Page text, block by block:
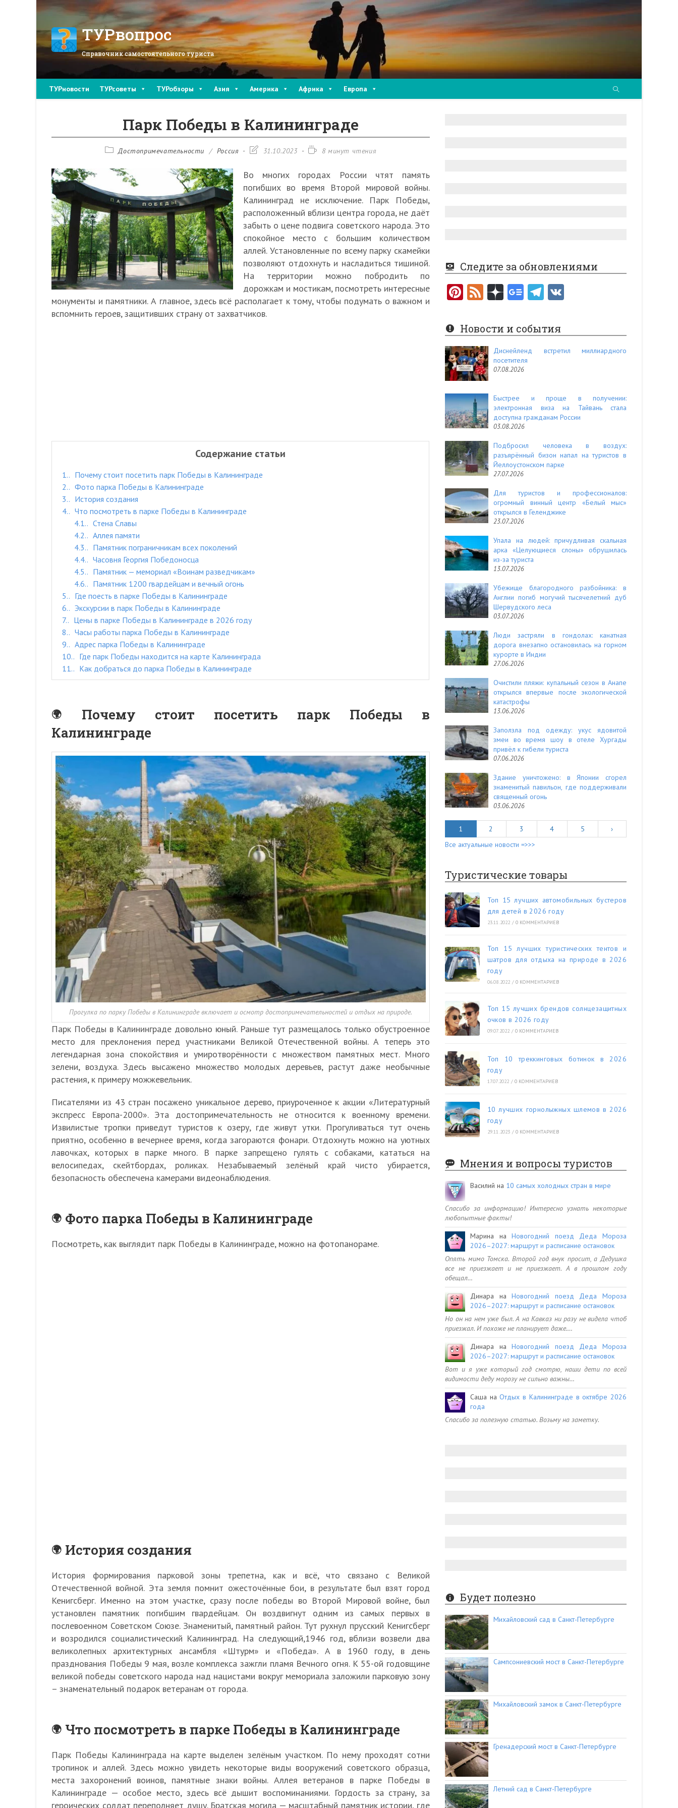
ТУРвопрос
Справочник самостоятельного туриста
ТУРновости ТУРсоветы ТУРобзоры Азия Америка Африка Европа
Парк Победы в Калининграде
РубрикаДостопримечательности / Россия
Запись31.10.2023
Время8 минут чтения
Во многих городах России чтят память
погибших во время Второй мировой войны.
Калининград не исключение. Парк Победы,
расположенный вблизи центра города, не даёт
забыть о цене подвига советского народа. Это
спокойное место с большим количеством
аллей. Установленные по всему парку скамейки
позволяют отдохнуть и насладиться тишиной.
На территории можно побродить по
дорожкам и мостикам, посмотреть интересные
монументы и памятники. А главное, здесь всё располагает к тому, чтобы подумать о важном и
вспомнить героев, защитивших страну от захватчиков.
Содержание статьи
1.
Почему стоит посетить парк Победы в Калининграде
2.
Фото парка Победы в Калининграде
3.
История создания
4.
Что посмотреть в парке Победы в Калининграде
4.1.
Стена Славы
4.2.
Аллея памяти
4.3.
Памятник пограничникам всех поколений
4.4.
Часовня Георгия Победоносца
4.5.
Памятник — мемориал «Воинам разведчикам»
4.6.
Памятник 1200 гвардейцам и вечный огонь
5.
Где поесть в парке Победы в Калининграде
6.
Экскурсии в парк Победы в Калининграде
7.
Цены в парке Победы в Калининграде в 2026 году
8.
Часы работы парка Победы в Калининграде
9.
Адрес парка Победы в Калининграде
10.
Где парк Победы находится на карте Калининграда
11.
Как добраться до парка Победы в Калининграде
Почему стоит посетить парк Победы в
Калининграде
Прогулка по парку Победы в Калининграде включает и осмотр достопримечательностей и отдых на природе.
Парк Победы в Калининграде довольно юный. Раньше тут размещалось только обустроенное
место для преклонения перед участниками Великой Отечественной войны. А теперь это
легендарная зона спокойствия и умиротворённости с множеством памятных мест. Много
зелени, воздуха. Здесь высажено множество молодых деревьев, растут даже необычные
растения, к примеру можжевельник.
Писателями из 43 стран посажено уникальное дерево, приуроченное к акции «Литературный
экспресс Европа-2000». Эта достопримечательность не относится к военному времени.
Извилистые тропки приведут туристов к озеру, где живут утки. Прогуливаться тут очень
приятно, особенно в вечернее время, когда загораются фонари. Отдохнуть можно на уютных
лавочках, которых в парке много. В парке запрещено гулять с собаками, кататься на
велосипедах, скейтбордах, роликах. Незабываемый зелёный край чисто убирается,
безопасность обеспечена камерами видеонаблюдения.
Фото парка Победы в Калининграде
Посмотреть, как выглядит парк Победы в Калининграде, можно на фотопанораме.
История создания
История формирования парковой зоны трепетна, как и всё, что связано с Великой
Отечественной войной. Эта земля помнит ожесточённые бои, в результате был взят город
Кенигсберг. Именно на этом участке, сразу после победы во Второй Мировой войне, был
установлен памятник погибшим гвардейцам. Он воздвигнут одним из самых первых в
послевоенном Советском Союзе. Знаменитый, памятный район. Тут рухнул прусский Кенигсберг
и возродился социалистический Калининград. На следующий,1946 год, вблизи возвели два
великолепных архитектурных ансамбля «Штурм» и «Победа». А в 1960 году, в день
празднования Победы 9 мая, возле комплекса зажгли пламя Вечного огня. К 55-ой годовщине
великой победы советского народа над нацистами вокруг мемориала заложили парковую зону
– знаменательный подарок ветеранам от города.
Что посмотреть в парке Победы в Калининграде
Парк Победы Калининграда на карте выделен зелёным участком. По нему проходят сотни
тропинок и аллей. Здесь можно увидеть некоторые виды вооружений советского образца,
места захоронений воинов, памятные знаки войны. Аллея ветеранов в парке Победы в
Калининграде — особое место, здесь всё дышит воспоминаниями. Гордость за страну, за
героических солдат переполняет душу. Братская могила — масштабный памятник истории, где
Следите за обновлениями
Pi
er
es
t
F
e
d
Новости и события
Диснейленд встретил миллиардного
посетителя
07.08.2026
Быстрее и проще в получении:
электронная виза на Тайвань стала
доступна гражданам России
03.08.2026
Подбросил человека в воздух:
разъярённый бизон напал на туристов в
Йеллоустонском парке
27.07.2026
Для туристов и профессионалов:
огромный винный центр «Белый мыс»
открылся в Геленджике
23.07.2026
Упала на людей: причудливая скальная
арка «Целующиеся слоны» обрушилась
из-за туриста
13.07.2026
Убежище благородного разбойника: в
Англии погиб могучий тысячелетний дуб
Шервудского леса
03.07.2026
Люди застряли в гондолах: канатная
дорога внезапно остановилась на горном
курорте в Индии
27.06.2026
Очистили пляжи: купальный сезон в Анапе
открылся впервые после экологической
катастрофы
13.06.2026
Заползла под одежду: укус ядовитой
змеи во время шоу в отеле Хургады
привёл к гибели туриста
07.06.2026
Здание уничтожено: в Японии сгорел
знаменитый павильон, где поддерживали
священный огонь
03.06.2026
1 2 3 4 5
›
Все актуальные новости =>>>
Туристические товары
Топ 15 лучших автомобильных бустеров
для детей в 2026 году
23.11.2022 / 0 КОММЕНТАРИЕВ
Топ 15 лучших туристических тентов и
шатров для отдыха на природе в 2026
году
06.08.2022 / 0 КОММЕНТАРИЕВ
Топ 15 лучших брендов солнцезащитных
очков в 2026 году
09.07.2022 / 0 КОММЕНТАРИЕВ
Топ 10 треккинговых ботинок в 2026
году
17.07.2022 / 0 КОММЕНТАРИЕВ
10 лучших горнолыжных шлемов в 2026
году
29.11.2023 / 0 КОММЕНТАРИЕВ
Мнения и вопросы туристов
Василий на 10 самых холодных стран в мире
Спасибо за информацию! Интересно узнать некоторые
любопытные факты!
Марина наНовогодний поезд Деда Мороза
2026–2027: маршрут и расписание остановок
Опять мимо Томска. Второй год внук просит, а Дедушка
все не приезжает и не приезжает. А в прошлом году
обещал…
Динара наНовогодний поезд Деда Мороза
2026–2027: маршрут и расписание остановок
Но он на нем уже был. А на Кавказ ни разу не видела чтоб
приезжал. И похоже не планирует даже.…
Динара наНовогодний поезд Деда Мороза
2026–2027: маршрут и расписание остановок
Вот и я уже который год смотрю, наши дети по всей
видимости деду морозу не сильно важны…
Саша наОтдых в Калининграде в октябре 2026
года
Спасибо за полезную статью. Возьму на заметку.
Будет полезно
Михайловский сад в Санкт-Петербурге
Сампсониевский мост в Санкт-Петербурге
Михайловский замок в Санкт-Петербурге
Гренадерский мост в Санкт-Петербурге
Летний сад в Санкт-Петербурге